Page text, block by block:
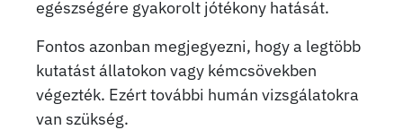
egészségére gyakorolt jótékony hatását.
Fontos azonban megjegyezni, hogy a legtöbb
kutatást állatokon vagy kémcsövekben
végezték. Ezért további humán vizsgálatokra
van szükség.